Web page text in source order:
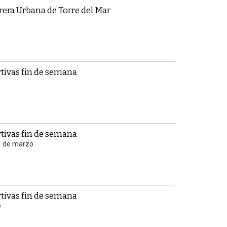
Urbana de Torre del Mar
fin de semana
fin de semana
de marzo
fin de semana